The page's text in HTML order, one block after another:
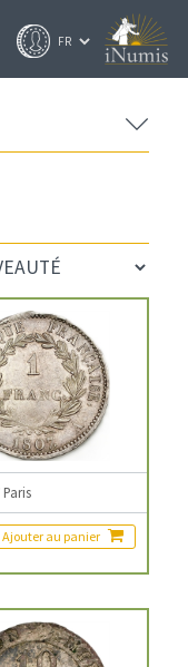
Ajouter au panier